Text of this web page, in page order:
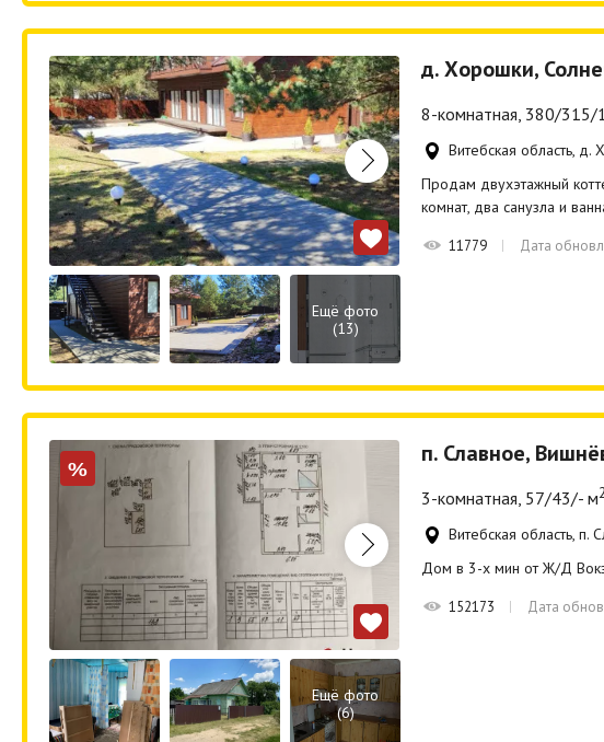
Ещё фото
(13)
д. Хорошки,
8-комнатная, 380/315/
Витебская область,
Продам двухэтажный
комнат, два санузла и
11779 Дата
%
Ещё фото
(6)
п. Славное,
3-комнатная, 57/43/- м2
Витебская область, п.
Дом в 3-х мин от Ж/Д
152173 Дата